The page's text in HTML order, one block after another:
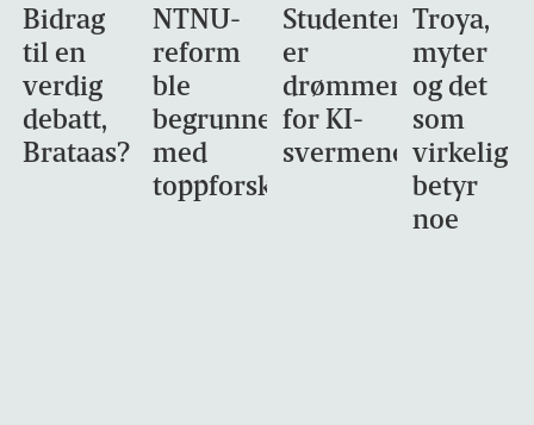
Bidrag
til en
verdig
debatt,
Brataas?
NTNU-
reform
ble
begrunnet
med
toppforskning
Studentene
er
drømmemålet
for KI-
svermene
Troya,
myter
og det
som
virkelig
betyr
noe